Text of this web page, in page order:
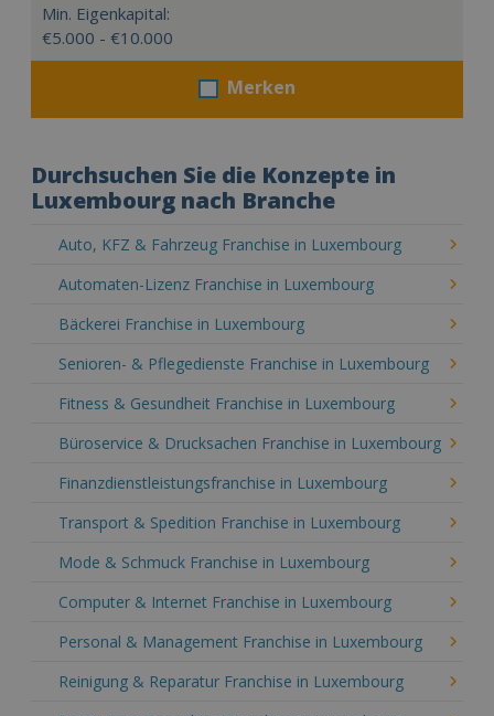
Min. Eigenkapital:
€5.000 - €10.000
Merken
Durchsuchen Sie die Konzepte in
Luxembourg nach Branche
Auto, KFZ & Fahrzeug Franchise in Luxembourg
Automaten-Lizenz Franchise in Luxembourg
Bäckerei Franchise in Luxembourg
Senioren- & Pflegedienste Franchise in Luxembourg
Fitness & Gesundheit Franchise in Luxembourg
Büroservice & Drucksachen Franchise in Luxembourg
Finanzdienstleistungsfranchise in Luxembourg
Transport & Spedition Franchise in Luxembourg
Mode & Schmuck Franchise in Luxembourg
Computer & Internet Franchise in Luxembourg
Personal & Management Franchise in Luxembourg
Reinigung & Reparatur Franchise in Luxembourg